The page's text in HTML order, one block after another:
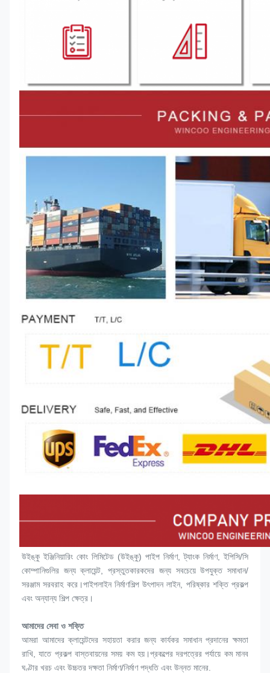
উইঙ্কু ইঞ্জিনিয়ারিং কোং লিমিটেড (উইঙ্কু) পাইপ নির্মাণ, ট্যাংক নির্মাণ, ইপিসি/সি
কোম্পানিগুলির জন্য ক্লায়েন্ট, প্রস্তুতকারকদের জন্য সবচেয়ে উপযুক্ত সমাধান/
সরঞ্জাম সরবরাহ করে।পাইপলাইন নির্মাণশিল্প উৎপাদন লাইন, পরিষ্কার শক্তি প্রকল্প
এবং অন্যান্য শিল্প ক্ষেত্র।
আমাদের সেবা ও শক্তি
আমরা আমাদের ক্লায়েন্টদের সহায়তা করার জন্য কার্যকর সমাধান প্রদানের ক্ষমতা
রাখি, যাতে প্রকল্প বাস্তবায়নের সময় কম হয়।প্রকল্পের দরপত্রের পর্যায়ে কম মানব
ঘণ্টার খরচ এবং উচ্চতর দক্ষতা নির্মাণ/নির্মাণ পদ্ধতি এবং উন্নত মানের.